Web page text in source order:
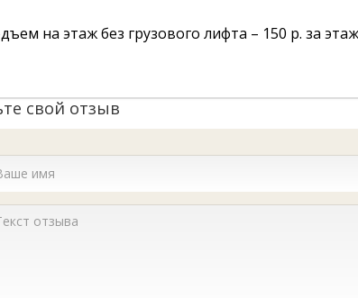
на этаж без грузового лифта – 150 р. за
свой отзыв